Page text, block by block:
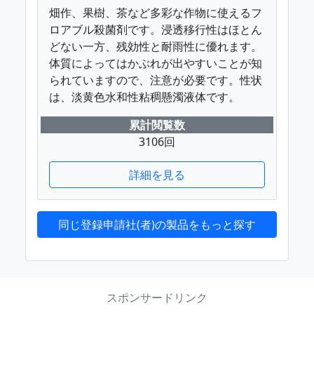
畑作、果樹、茶など多彩な作物に使えるフ
ロアブル殺菌剤です。浸透移行性はほとん
どない一方、残効性と耐雨性に優れます。
体質によってはかぶれが出やすいことが知
られていますので、注意が必要です。性状
は、淡黄色水和性粘稠懸濁液体です。
累計閲覧数
3106回
詳細を見る
同じ登録申請社(者)の製品をもっと探す
スポンサードリンク